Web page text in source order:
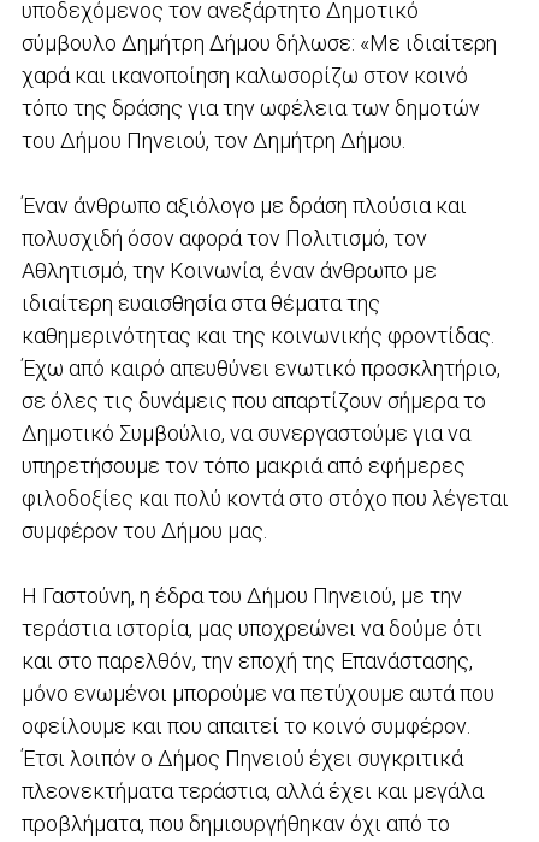
υποδεχόμενος τον ανεξάρτητο Δημοτικό
σύμβουλο Δημήτρη Δήμου δήλωσε: «Με ιδιαίτερη
χαρά και ικανοποίηση καλωσορίζω στον κοινό
τόπο της δράσης για την ωφέλεια των δημοτών
του Δήμου Πηνειού, τον Δημήτρη Δήμου.
Έναν άνθρωπο αξιόλογο με δράση πλούσια και
πολυσχιδή όσον αφορά τον Πολιτισμό, τον
Αθλητισμό, την Κοινωνία, έναν άνθρωπο με
ιδιαίτερη ευαισθησία στα θέματα της
καθημερινότητας και της κοινωνικής φροντίδας.
Έχω από καιρό απευθύνει ενωτικό προσκλητήριο,
σε όλες τις δυνάμεις που απαρτίζουν σήμερα το
Δημοτικό Συμβούλιο, να συνεργαστούμε για να
υπηρετήσουμε τον τόπο μακριά από εφήμερες
φιλοδοξίες και πολύ κοντά στο στόχο που λέγεται
συμφέρον του Δήμου μας.
Η Γαστούνη, η έδρα του Δήμου Πηνειού, με την
τεράστια ιστορία, μας υποχρεώνει να δούμε ότι
και στο παρελθόν, την εποχή της Επανάστασης,
μόνο ενωμένοι μπορούμε να πετύχουμε αυτά που
οφείλουμε και που απαιτεί το κοινό συμφέρον.
Έτσι λοιπόν ο Δήμος Πηνειού έχει συγκριτικά
πλεονεκτήματα τεράστια, αλλά έχει και μεγάλα
προβλήματα, που δημιουργήθηκαν όχι από το